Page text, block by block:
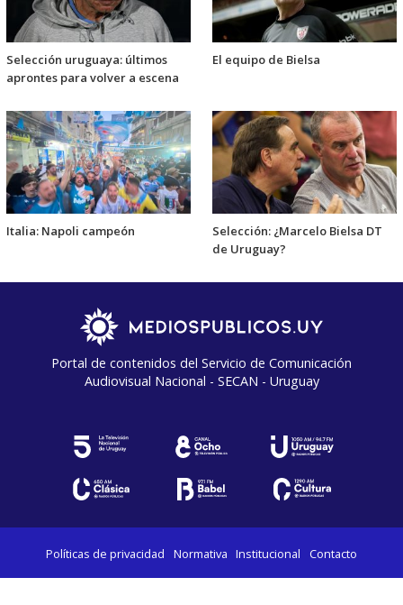
Selección uruguaya: últimos
aprontes para volver a escena
El equipo de Bielsa
Italia: Napoli campeón
Selección: ¿Marcelo Bielsa DT
de Uruguay?
Portal de contenidos del Servicio de Comunicación
Audiovisual Nacional - SECAN - Uruguay
Políticas de privacidad Normativa Institucional Contacto